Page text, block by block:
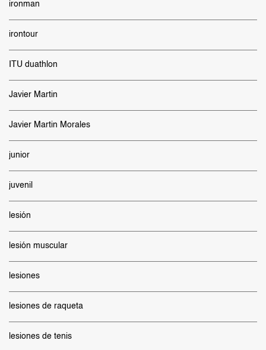
ironman
irontour
ITU duathlon
Javier Martin
Javier Martin Morales
junior
juvenil
lesión
lesión muscular
lesiones
lesiones de raqueta
lesiones de tenis